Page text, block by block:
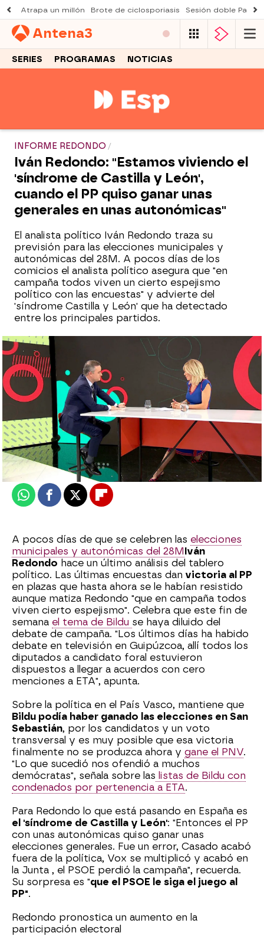
Atrapa un millón Brote de ciclosporiasis Sesión doble
Antena3
SERIES PROGRAMAS NOTICIAS
INFORME REDONDO
Iván Redondo: "Estamos viviendo el
'síndrome de Castilla y León',
cuando el PP quiso ganar unas
generales en unas autonómicas"
El analista político Iván Redondo traza su
previsión para las elecciones municipales y
autonómicas del 28M. A pocos días de los
comicios el analista político asegura que "en
campaña todos viven un cierto espejismo
político con las encuestas" y advierte del
'síndrome Castilla y León' que ha detectado
entre los principales partidos.
Laura Simón
Actualizado:
22 de mayo de 2023, 11:25
Publicado:22 de mayo de 2023, 11:23
WhatsappFacebook
X Flipboard
A pocos días de que se celebren las elecciones
municipales y autonómicas del 28MIván
Redondo hace un último análisis del tablero
político. Las últimas encuestas dan victoria al PP
en plazas que hasta ahora se le habían resistido
aunque matiza Redondo "que en campaña todos
viven cierto espejismo". Celebra que este fin de
semana el tema de Bildu se haya diluido del
debate de campaña. "Los últimos días ha habido
debate en televisión en Guipúzcoa, allí todos los
diputados a candidato foral estuvieron
dispuestos a llegar a acuerdos con cero
menciones a ETA", apunta.
Sobre la política en el País Vasco, mantiene que
Bildu podía haber ganado las elecciones en San
Sebastián, por los candidatos y un voto
transversal y es muy posible que esa victoria
finalmente no se produzca ahora y gane el PNV.
"Lo que sucedió nos ofendió a muchos
demócratas", señala sobre las listas de Bildu con
condenados por pertenencia a ETA.
Para Redondo lo que está pasando en España es
el 'síndrome de Castilla y León': "Entonces el PP
con unas autonómicas quiso ganar unas
elecciones generales. Fue un error, Casado acabó
fuera de la política, Vox se multiplicó y acabó en
la Junta , el PSOE perdió la campaña", recuerda.
Su sorpresa es "que el PSOE le siga el juego al
PP".
Redondo pronostica un aumento en la
participación electoral